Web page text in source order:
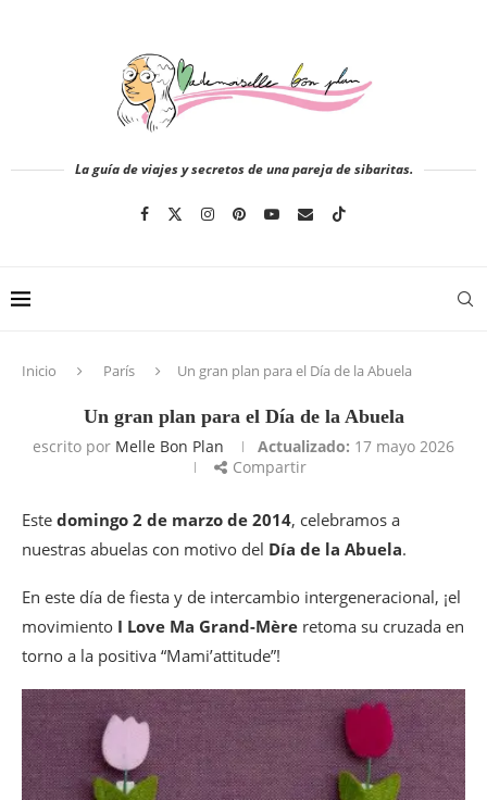
La guía de viajes y secretos de una pareja de sibaritas.
Inicio París Un gran plan para el Día de la Abuela
Un gran plan para el Día de la Abuela
escrito por Melle Bon Plan Actualizado: 17 mayo 2026
Compartir
Este domingo 2 de marzo de 2014, celebramos a
nuestras abuelas con motivo del Día de la Abuela.
En este día de fiesta y de intercambio intergeneracional, ¡el
movimiento I Love Ma Grand-Mère retoma su cruzada en
torno a la positiva “Mami’attitude”!